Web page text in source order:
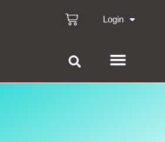
Login